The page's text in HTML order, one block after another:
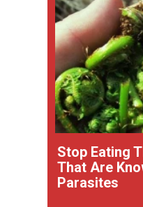
Stop Eating
That Are
Parasites